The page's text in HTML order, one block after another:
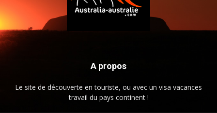
A propos
Le site de découverte en touriste, ou avec un visa vacances
travail du pays continent !